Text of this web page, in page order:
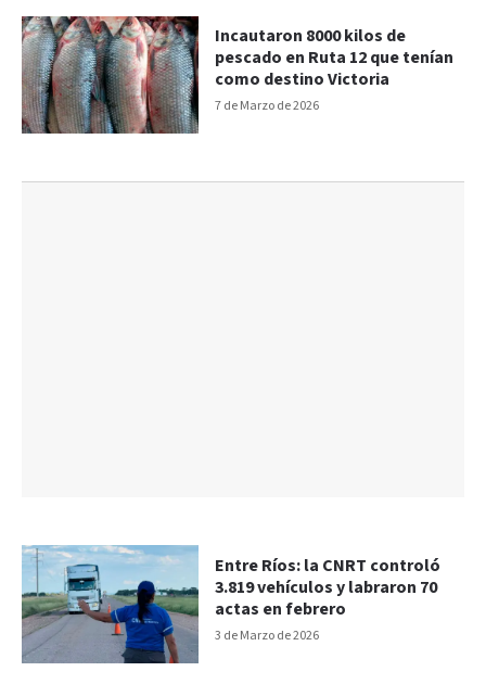
7 de Marzo de 2026
Incautaron 8000 kilos de
pescado en Ruta 12 que tenían
como destino Victoria
3 de Marzo de 2026
Entre Ríos: la CNRT controló
3.819 vehículos y labraron 70
actas en febrero